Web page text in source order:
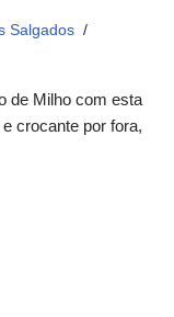
Salgados
de Milho com esta
crocante por fora,